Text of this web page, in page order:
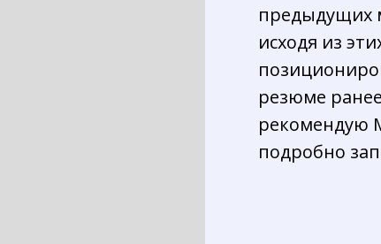
предыдущих
исходя из
резюме
рекомендую
подробно